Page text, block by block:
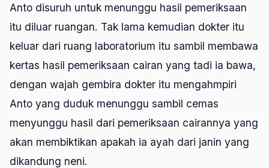
Anto disuruh untuk menunggu hasil pemeriksaan
itu diluar ruangan. Tak lama kemudian dokter itu
keluar dari ruang laboratorium itu sambil membawa
kertas hasil pemeriksaan cairan yang tadi ia bawa,
dengan wajah gembira dokter itu mengahmpiri
Anto yang duduk menunggu sambil cemas
menyunggu hasil dari pemeriksaan cairannya yang
akan membiktikan apakah ia ayah dari janin yang
dikandung neni.